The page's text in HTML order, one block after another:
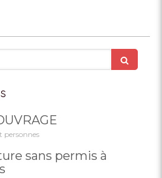
personnes
sans permis à